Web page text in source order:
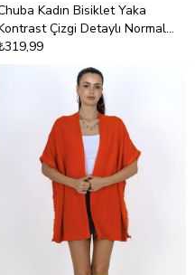
Kadın Bisiklet Yaka
Çizgi Detaylı Normal
Triko Kazak Mavi-Beyaz